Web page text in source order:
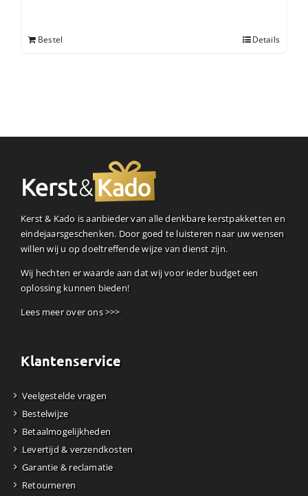
Bestel Details
Kerst & Kado is aanbieder van alle denkbare kerstpakketten en
eindejaarsgeschenken. Door goed te luisteren naar uw wensen
willen wij u op doeltreffende wijze van dienst zijn.
Wij hechten er waarde aan dat wij voor ieder budget een
oplossing kunnen bieden!
Lees meer over ons >>>
Klantenservice
Veelgestelde vragen
Bestelwijze
Betaalmogelijkheden
Levertijd & verzendkosten
Garantie & reclamatie
Retourneren